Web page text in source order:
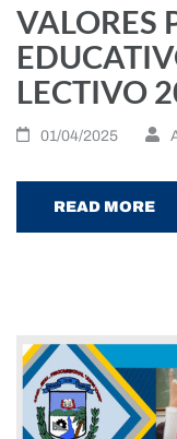
VALORES
LECTIVO
01/04/2025
READ MORE